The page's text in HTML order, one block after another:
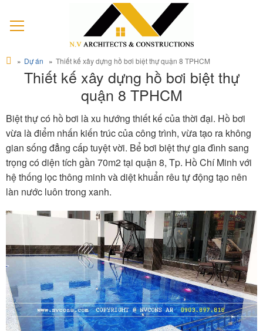
Dự án Thiết kế xây dựng hồ bơi biệt thự quận 8 TPHCM
Thiết kế xây dựng hồ bơi biệt thự
quận 8 TPHCM
Biệt thự có hồ bơi là xu hướng thiết kế của thời đại. Hồ bơi
vừa là điểm nhấn kiến trúc của công trình, vừa tạo ra không
gian sống đẳng cấp tuyệt vời. Bể bơi biệt thự gia đình sang
trọng có diện tích gần 70m2 tại quận 8, Tp. Hồ Chí Minh với
hệ thống lọc thông minh và diệt khuẩn rêu tự động tạo nên
làn nước luôn trong xanh.